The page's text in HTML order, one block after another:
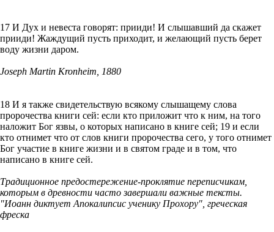
17 И Дух и невеста говорят: прииди! И слышавший да скажет
прииди! Жаждущий пусть приходит, и желающий пусть берет
воду жизни даром.
Joseph Martin Kronheim, 1880
18 И я также свидетельствую всякому слышащему слова
пророчества книги сей: если кто приложит что к ним, на того
наложит Бог язвы, о которых написано в книге сей; 19 и если
кто отнимет что от слов книги пророчества сего, у того отнимет
Бог участие в книге жизни и в святом граде и в том, что
написано в книге сей.
Традиционное предостережение-проклятие переписчикам,
которым в древности часто завершали важные тексты.
"Иоанн диктует Апокалипсис ученику Прохору", греческая
фреска